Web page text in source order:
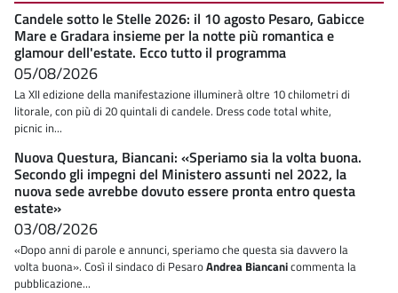
Candele sotto le Stelle 2026: il 10 agosto Pesaro, Gabicce
Mare e Gradara insieme per la notte più romantica e
glamour dell'estate. Ecco tutto il programma
05/08/2026
La XII edizione della manifestazione illuminerà oltre 10 chilometri di
litorale, con più di 20 quintali di candele. Dress code total white,
picnic in...
Nuova Questura, Biancani: «Speriamo sia la volta buona.
Secondo gli impegni del Ministero assunti nel 2022, la
nuova sede avrebbe dovuto essere pronta entro questa
estate»
03/08/2026
«Dopo anni di parole e annunci, speriamo che questa sia davvero la
volta buona». Così il sindaco di PesaroAndrea Biancanicommenta la
pubblicazione...